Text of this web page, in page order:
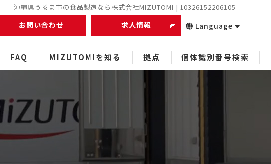
沖縄県うるま市の食品製造なら株式会社MIZUTOMI | 10326152206105
お問い合わせ 求人情報 Language
FAQ MIZUTOMIを知る
未経験者
経験者
拠点 個体識別番号検索